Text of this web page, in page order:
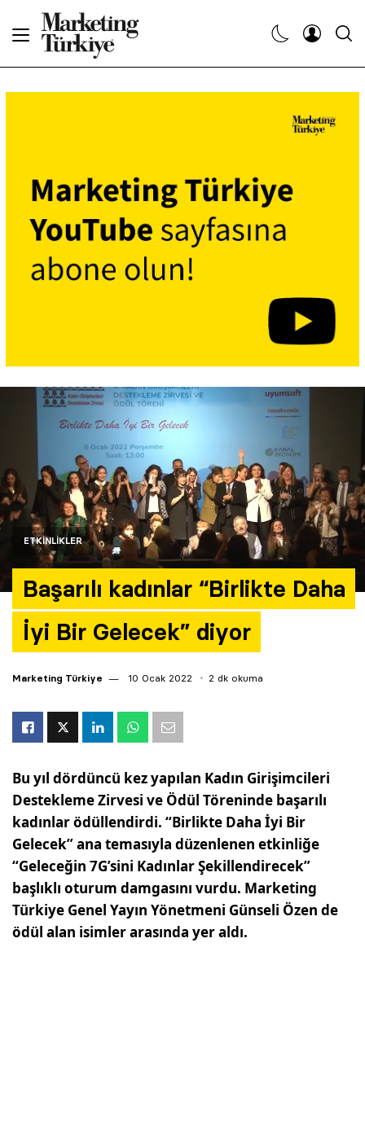
ETKINLIKLER
Başarılı kadınlar “Birlikte Daha
İyi Bir Gelecek” diyor
Marketing Türkiye 10 Ocak 2022 2 dk okuma
Bu yıl dördüncü kez yapılan Kadın Girişimcileri
Destekleme Zirvesi ve Ödül Töreninde başarılı
kadınlar ödüllendirdi. “Birlikte Daha İyi Bir
Gelecek” ana temasıyla düzenlenen etkinliğe
“Geleceğin 7G’sini Kadınlar Şekillendirecek”
başlıklı oturum damgasını vurdu. Marketing
Türkiye Genel Yayın Yönetmeni Günseli Özen de
ödül alan isimler arasında yer aldı.
Dergiler
Etkinlikler
Araştırma